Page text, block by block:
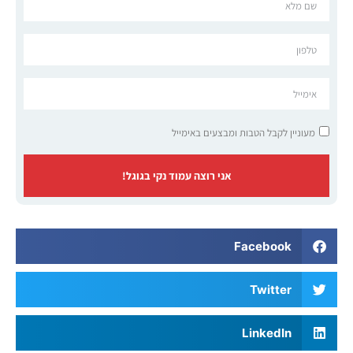
מעוניין לקבל הטבות ומבצעים באימייל
אני רוצה עמוד נקי בגוגל!
Facebook
Twitter
LinkedIn